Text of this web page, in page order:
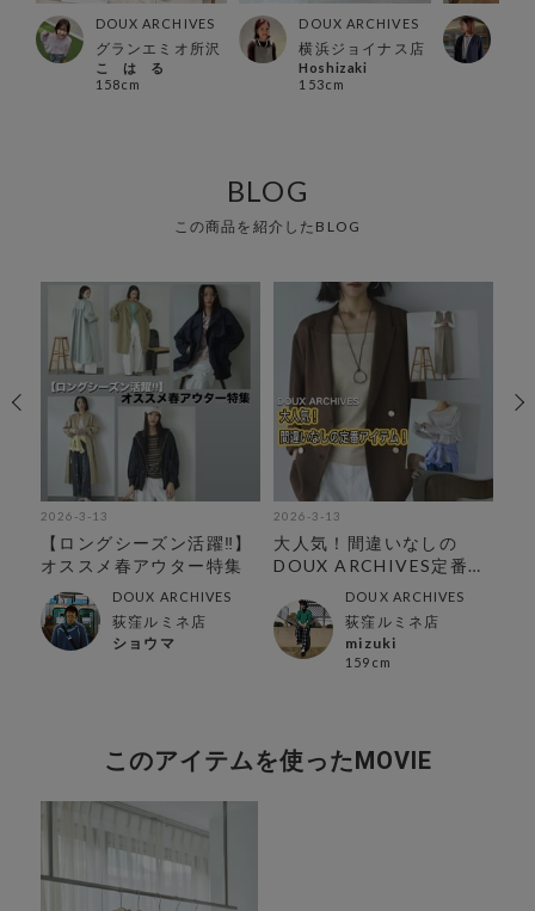
DOUX ARCHIVES
グランエミオ所沢
こ は る
158cm
DOUX ARCHIVES
横浜ジョイナス店
Hoshizaki
153cm
BLOG
この商品を紹介したBLOG
2026-3-13
【ロングシーズン活躍‼︎】
オススメ春アウター特集
DOUX ARCHIVES
荻窪ルミネ店
ショウマ
2026-3-13
大人気！間違いなしの
DOUX ARCHIVES定番ア
DOUX ARCHIVES
荻窪ルミネ店
mizuki
159cm
このアイテムを使ったMOVIE